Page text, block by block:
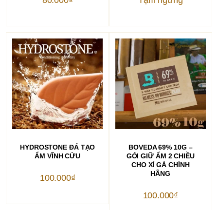
THÊM VÀO GIỎ HÀNG
HYDROSTONE ĐÁ TẠO
ẨM VĨNH CỬU
100.000₫
BOVEDA 69% 10G –
GÓI GIỮ ẨM 2 CHIỀU
CHO XÌ GÀ CHÍNH
HÃNG
100.000₫